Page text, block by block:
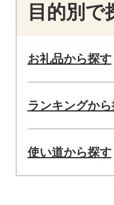
目的別で
お礼品から探す
ランキングか
使い道から探す